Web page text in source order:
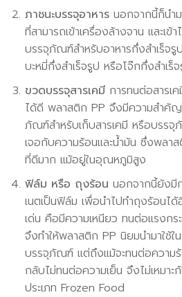
ภาชนะบรรจุอาหารนอกจากนี้ก็นำม
ที่สามารถเข้าเครื่องล้างจาน และเข้
บรรจุภัณฑ์สำหรับอาหารกึ่งสำเร็จ
บะหมี่กึ่งสำเร็จรูป หรือโจ๊กกึ่งสำเร็
ขวดบรรจุสารเคมีการทนต่อสารเ
ได้ดี พลาสติก PP จึงมีความสำคัญ
ภัณฑ์สำหรับเก็บสารเคมี หรือบรร
เจอกับความร้อนและน้ำมัน ซึ่งพลา
ที่ดีมาก แม้อยู่ในอุณหภูมิสูง
ฟิล์ม หรือ ถุงร้อน นอกจากนี้ยังมี
เนตเป็นฟิล์ม เพื่อนำไปทำถุงร้อน
เด่น คือมีความเหนียว ทนต่อแรงกร
จึงทำให้พลาสติก PP นิยมนำมาใช้ใ
บรรจุภัณฑ์ แต่ถึงแม้จะทนต่อความ
กลับไม่ทนต่อความเย็น จึงไม่เหมาะ
ประเภท Frozen Food